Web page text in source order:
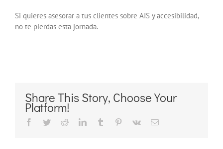
Si quieres asesorar a tus clientes sobre AIS y accesibilidad,
no te pierdas esta jornada.
Share This Story, Choose Your
Platform!
Facebook
TwitterRedditLinkedInTumblr Pinterest
Vk
Correo